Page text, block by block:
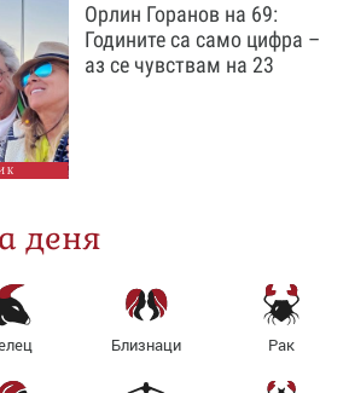
Орлин Горанов на 69:
Годините са само цифра –
аз се чувствам на 23
деня
Близнаци Рак